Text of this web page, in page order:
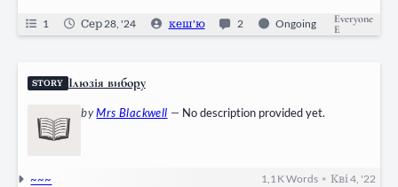
1 Сер 28, '24 кеш'ю 2 Ongoing
Everyone
E
STORY Ілюзія вибору
byMrs Blackwell — No description provided yet.
~~~ 1,1 KWords •Кві 4, '22